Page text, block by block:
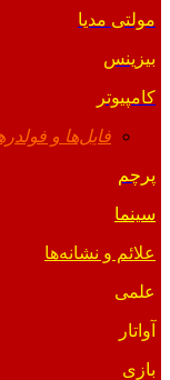
مولتی مدیا
بیزینس
کامپیوتر
فایل‌ها و
پرچم
سینما
علائم و نشانه‌ها
علمی
آواتار
بازی